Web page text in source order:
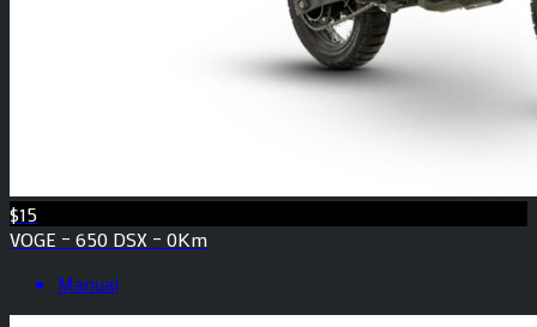
$15
VOGE – 650 DSX – 0Km
Manual